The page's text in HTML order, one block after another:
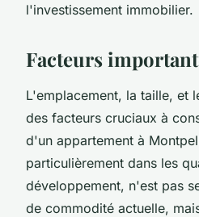
l'investissement immobilier.
Facteurs
L'emplacement, la taille, et
des facteurs cruciaux à
d'un appartement à
particulièrement dans les
développement, n'est pas
de commodité actuelle,